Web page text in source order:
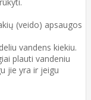
(veido) apsaugos
vandens kiekiu.
plauti vandeniu
jie yra ir jeigu